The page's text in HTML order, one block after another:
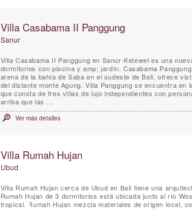
Villa Casabama II Panggung
Sanur
Villa Casabama II Panggung en Sanur-Ketewel es una
dormitorios con piscina y amp; jardín. Casabama
arena de la bahía de Saba en el sudeste de Bali, ofrece
del distante monte Agung. Villa Panggung se encuentra en los terrenos de Casabama Villas,
que consta de tres villas de lujo independientes con personal completo.
arriba que las ...
Ver más detalles
Villa Rumah Hujan
Ubud
Villa Rumah Hujan cerca de Ubud en Bali tiene una
Rumah Hujan de 3 dormitorios está ubicada junto al río
tropical. Rumah Hujan mezcla materiales de origen local,